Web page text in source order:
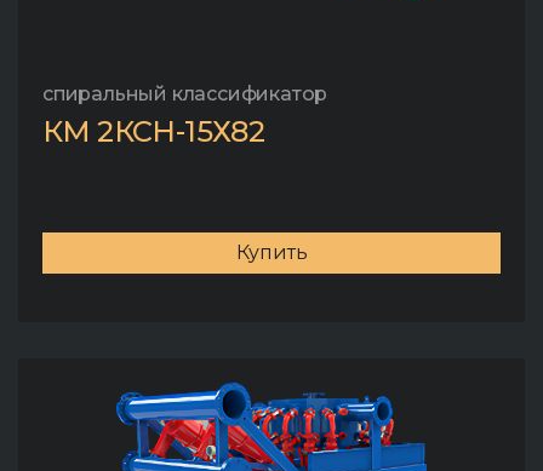
спиральный классификатор
КМ 2КСН-15Х82
Купить